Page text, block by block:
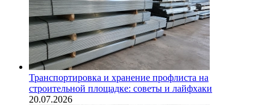
Транспортировка и хранение профлиста на
строительной площадке: советы и лайфхаки
20.07.2026